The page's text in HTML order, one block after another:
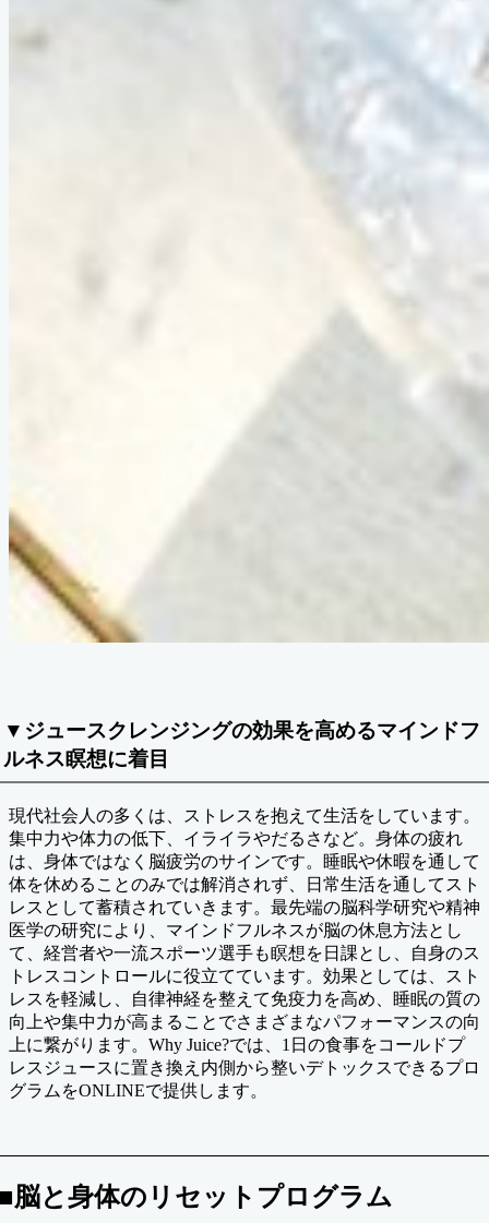
▼ジュースクレンジングの効果を高めるマインドフ
ルネス瞑想に着目
現代社会人の多くは、ストレスを抱えて生活をしています。
集中力や体力の低下、イライラやだるさなど。身体の疲れ
は、身体ではなく脳疲労のサインです。睡眠や休暇を通して
体を休めることのみでは解消されず、日常生活を通してスト
レスとして蓄積されていきます。最先端の脳科学研究や精神
医学の研究により、マインドフルネスが脳の休息方法とし
て、経営者や一流スポーツ選手も瞑想を日課とし、自身のス
トレスコントロールに役立てています。効果としては、スト
レスを軽減し、自律神経を整えて免疫力を高め、睡眠の質の
向上や集中力が高まることでさまざまなパフォーマンスの向
上に繋がります。Why Juice?では、1日の食事をコールドプ
レスジュースに置き換え内側から整いデトックスできるプロ
グラムをONLINEで提供します。
脳と身体のリセットプログラム